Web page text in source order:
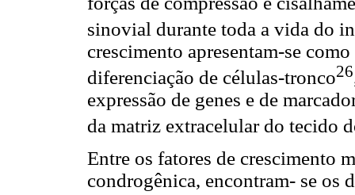
sinovial durante toda a vida do
crescimento apresentam-se
diferenciação de células-tronco26
expressão de genes e de
da matriz extracelular do tecido
Entre os fatores de crescimento
condrogênica, encontram- se os